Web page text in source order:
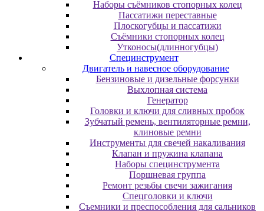
Наборы съёмников стопорных колец
Пассатижи переставные
Плоскогубцы и пассатижи
Съёмники стопорных колец
Утконосы(длинногубцы)
Специнструмент
Двигатель и навесное оборудование
Бензиновые и дизельные форсунки
Выхлопная система
Генератор
Головки и ключи для сливных пробок
Зубчатый ремень, вентиляторные ремни,
клиновые ремни
Инструменты для свечей накаливания
Клапан и пружина клапана
Наборы специнструмента
Поршневая группа
Ремонт резьбы свечи зажигания
Спецголовки и ключи
Съемники и преспособления для сальников